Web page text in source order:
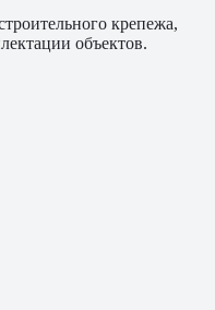
крепежа,
объектов.